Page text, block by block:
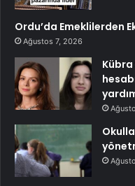
Ordu’da Emeklilerden
Ağustos 7, 2026
Kübra